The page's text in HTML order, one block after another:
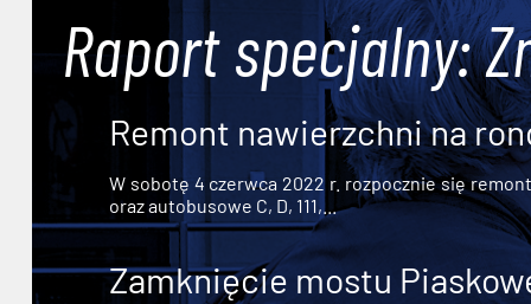
Raport specjalny:
Remont nawierzchni na
W sobotę 4 czerwca 2022 r. rozpocznie się
oraz autobusowe C, D, 111,...
Zamknięcie mostu